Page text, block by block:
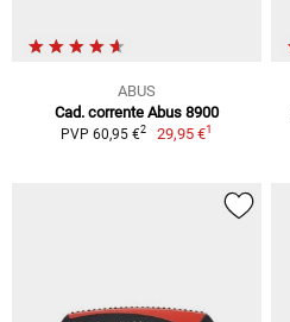
ABUS
Cad. corrente Abus 8900
PVP 60,95 €2 29,95 €1